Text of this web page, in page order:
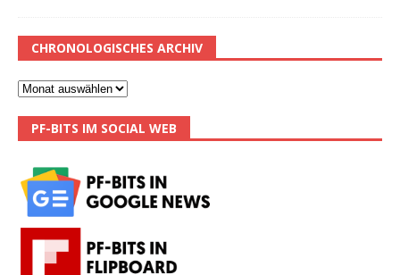
CHRONOLOGISCHES ARCHIV
PF-BITS IM SOCIAL WEB